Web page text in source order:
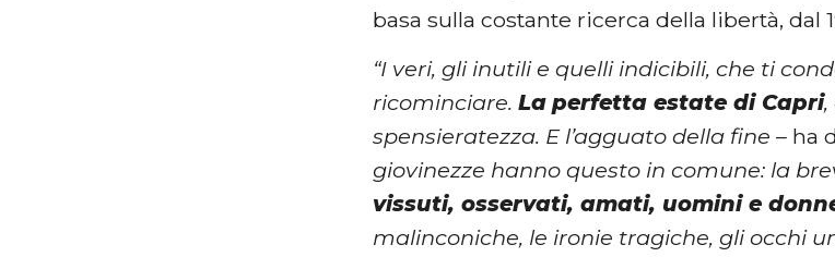
basa sulla costante ricerca della libertà, dal
“I veri, gli inutili e quelli indicibili, che ti
ricominciare.La perfetta estate di Capri
spensieratezza. E l’agguato della fine– ha
giovinezze hanno questo in comune: la
vissuti, osservati, amati, uomini e
malinconiche, le ironie tragiche, gli occhi